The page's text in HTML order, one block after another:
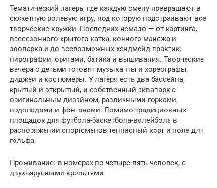
Тематический лагерь, где каждую смену превращают в
сюжетную ролевую игру, под которую подстраивают все
творческие кружки. Последних немало — от картинга,
всесезонного крытого катка, конного манежа и
зоопарка и до всевозможных хэндмейд-практик:
пирографии, оригами, батика и вышивания. Творческие
вечера с детьми готовят музыканты и хореографы,
диджеи и костюмеры. У лагеря есть два бассейна,
крытый и открытый, и собственный аквапарк с
оригинальным дизайном, различными горками,
водопадами и фонтанами. Помимо традиционных
площадок для футбола-баскетбола-волейбола в
распоряжении спортсменов теннисный корт и поле для
гольфа.
Проживание: в номерах по четыре-пять человек, с
двухъярусными кроватями